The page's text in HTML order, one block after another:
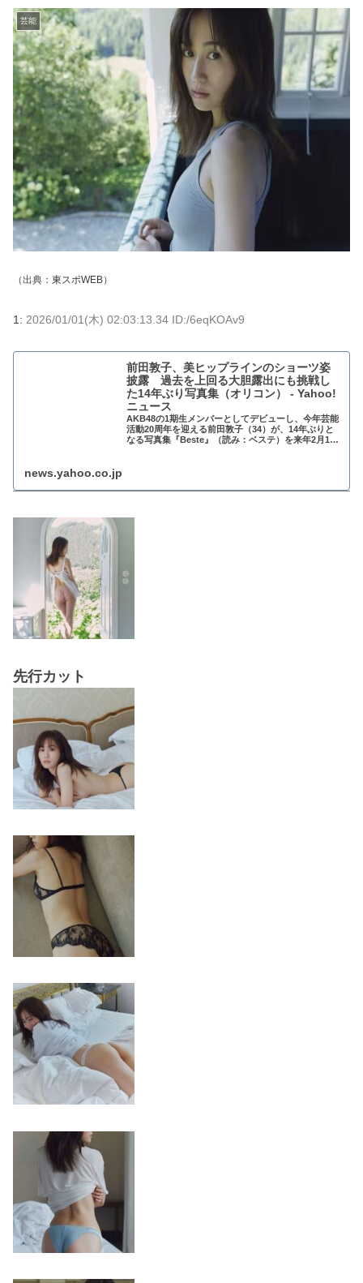
芸能
（出典： 東スポWEB）
1: 2026/01/01(木) 02:03:13.34 ID:/6eqKOAv9
前田敦子、美ヒップラインのショーツ姿
披露 過去を上回る大胆露出にも挑戦し
た14年ぶり写真集（オリコン） - Yahoo!
ニュース
AKB48の1期生メンバーとしてデビューし、今年芸能
活動20周年を迎える前田敦子（34）が、14年ぶりと
なる写真集『Beste』（読み：ベステ）を来年2月13
news.yahoo.co.jp
先行カット